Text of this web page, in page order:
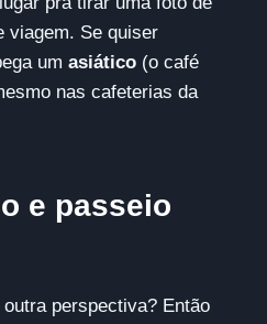
viagem. Se quiser
um asiático (o café
nas cafeterias da
e passeio
perspectiva? Então